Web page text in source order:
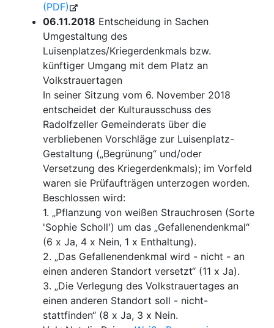
(PDF)
06.11.2018 Entscheidung in Sachen
Umgestaltung des
Luisenplatzes/Kriegerdenkmals bzw.
künftiger Umgang mit dem Platz an
Volkstrauertagen
In seiner Sitzung vom 6. November 2018
entscheidet der Kulturausschuss des
Radolfzeller Gemeinderats über die
verbliebenen Vorschläge zur Luisenplatz-
Gestaltung („Begrünung“ und/oder
Versetzung des Kriegerdenkmals); im Vorfeld
waren sie Prüfaufträgen unterzogen worden.
Beschlossen wird:
1. „Pflanzung von weißen Strauchrosen (Sorte
'Sophie Scholl') um das „Gefallenendenkmal“
(6 x Ja, 4 x Nein, 1 x Enthaltung).
2. „Das Gefallenendenkmal wird - nicht - an
einen anderen Standort versetzt“ (11 x Ja).
3. „Die Verlegung des Volkstrauertages an
einen anderen Standort soll - nicht-
stattfinden“ (8 x Ja, 3 x Nein.